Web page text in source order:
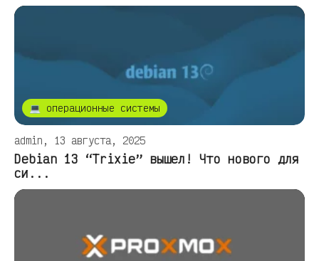
💻 операционные системы
admin, 13 августа, 2025
Debian 13 “Trixie” вышел! Что нового для
си...